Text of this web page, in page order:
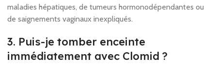
maladies hépatiques, de tumeurs hormonodépendantes ou
de saignements vaginaux inexpliqués.
3. Puis-je tomber enceinte
immédiatement avec Clomid ?